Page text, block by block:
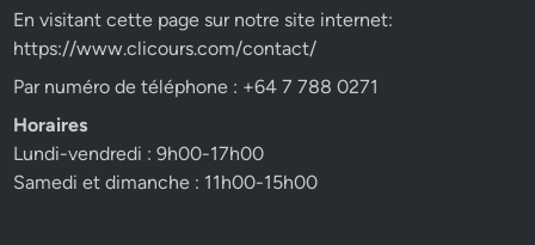
En visitant cette page sur notre site internet:
https://www.clicours.com/contact/
Par numéro de téléphone : +64 7 788 0271
Horaires
Lundi-vendredi : 9h00-17h00
Samedi et dimanche : 11h00-15h00